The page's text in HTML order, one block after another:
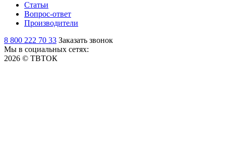
Статьи
Вопрос-ответ
Производители
8 800 222 70 33 Заказать звонок
Мы в социальных сетях:
2026 © ТВТОК